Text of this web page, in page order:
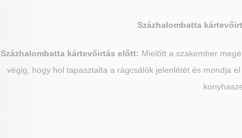
Százhalombatta
Százhalombatta kártevőirtás előtt: Mielőtt a szakember
végig, hogy hol tapasztalta a rágcsálók jelenlétét és mondja